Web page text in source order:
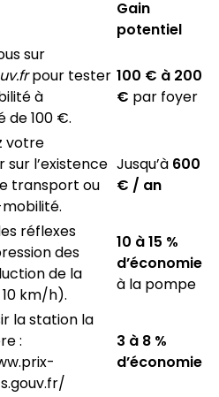
Gain
potentiel
sur
pour tester
à
de 100 €.
100 € à 200
€ par foyer
votre
sur l’existence
transport ou
Jusqu’à 600
€ / an
réflexes
des
de la
km/h).
10 à 15 %
d’économie
à la pompe
la station la
:
3 à 8 %
d’économie